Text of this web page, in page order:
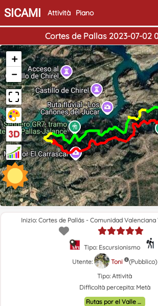
SICAMI Attività Piano
Cortes de Pallas 2023-07-02
+
−
Inizio: Cortes de Pallás - Comunidad Valenciana
Tipo: Escursionismo
Utente:
Toni
(Pubblico)
Tipo: Attività
Difficoltà percepita: Metà
Rutas por el Valle de Ayora y alrededores.